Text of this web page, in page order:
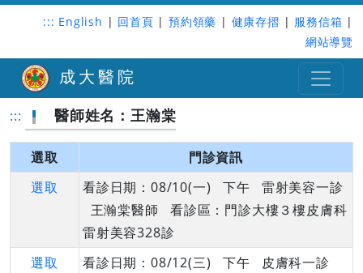
::: English | 回首頁 | 預約領藥 | 健康存摺 | 服務信箱 |
網站導覽
成大醫院
::: 醫師姓名：王瀚棠
選取
門診資訊
選取
看診日期：08/10(一) 下午 雷射美容一診
王瀚棠醫師 看診區：門診大樓３樓皮膚科
雷射美容328診
選取
看診日期：08/12(三) 下午 皮膚科一診